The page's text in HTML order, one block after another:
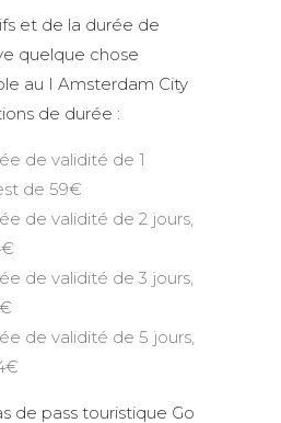
et de la durée de
quelque chose
au I Amsterdam City
de durée :
de validité de 1
de 59€
de validité de 2 jours,
de validité de 3 jours,
de validité de 5 jours,
de pass touristique Go